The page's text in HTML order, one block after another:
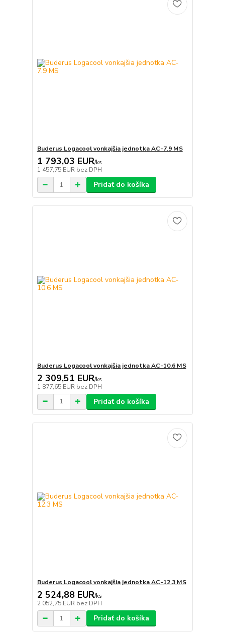
Buderus Logacool vonkajšia jednotka AC-7.9 MS
1 793,03 EUR/ks
1 457,75 EUR bez DPH
Pridať do košíka
Buderus Logacool vonkajšia jednotka AC-10.6 MS
2 309,51 EUR/ks
1 877,65 EUR bez DPH
Pridať do košíka
Buderus Logacool vonkajšia jednotka AC-12.3 MS
2 524,88 EUR/ks
2 052,75 EUR bez DPH
Pridať do košíka